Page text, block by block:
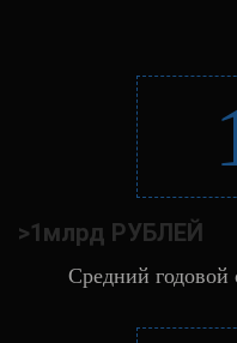
>1млрд РУБЛЕЙ
Средний годовой